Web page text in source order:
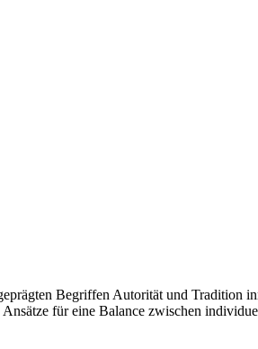
Begriffen Autorität und Tradition
für eine Balance zwischen